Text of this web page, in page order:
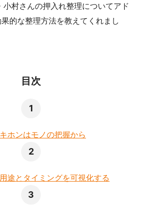
村さんの押入れ整理についてアド
的な整理方法を教えてくれまし
目次
ホンはモノの把握から
途とタイミングを可視化する